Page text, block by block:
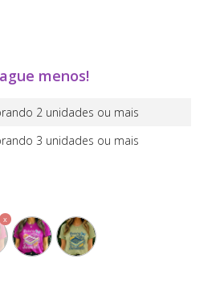
menos!
2 unidades ou mais
3 unidades ou mais